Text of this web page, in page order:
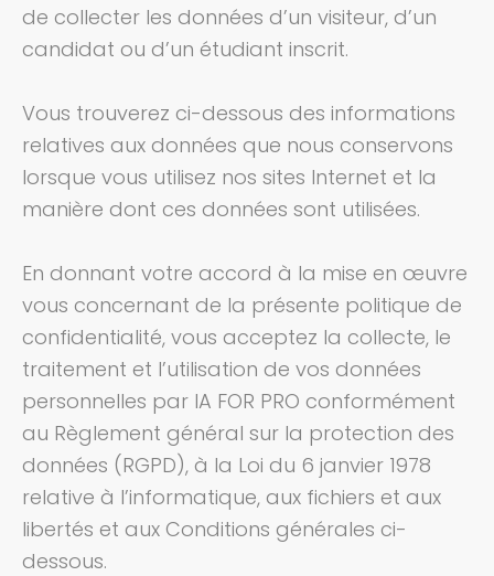
de collecter les données d’un visiteur, d’un
candidat ou d’un étudiant inscrit.
Vous trouverez ci-dessous des informations
relatives aux données que nous conservons
lorsque vous utilisez nos sites Internet et la
manière dont ces données sont utilisées.
En donnant votre accord à la mise en œuvre
vous concernant de la présente politique de
confidentialité, vous acceptez la collecte, le
traitement et l’utilisation de vos données
personnelles par IA FOR PRO conformément
au Règlement général sur la protection des
données (RGPD), à la Loi du 6 janvier 1978
relative à l’informatique, aux fichiers et aux
libertés et aux Conditions générales ci-
dessous.